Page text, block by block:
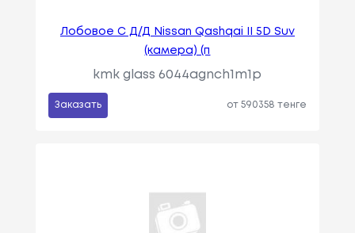
Лобовое С Д/Д Nissan Qashqai II 5D Suv
(камера) (п
kmk glass 6044agnch1m1p
Заказать от 590358 тенге